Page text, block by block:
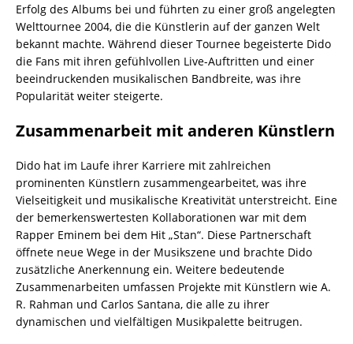
Erfolg des Albums bei und führten zu einer groß angelegten
Welttournee 2004, die die Künstlerin auf der ganzen Welt
bekannt machte. Während dieser Tournee begeisterte Dido
die Fans mit ihren gefühlvollen Live-Auftritten und einer
beeindruckenden musikalischen Bandbreite, was ihre
Popularität weiter steigerte.
Zusammenarbeit mit anderen Künstlern
Dido hat im Laufe ihrer Karriere mit zahlreichen
prominenten Künstlern zusammengearbeitet, was ihre
Vielseitigkeit und musikalische Kreativität unterstreicht. Eine
der bemerkenswertesten Kollaborationen war mit dem
Rapper Eminem bei dem Hit „Stan“. Diese Partnerschaft
öffnete neue Wege in der Musikszene und brachte Dido
zusätzliche Anerkennung ein. Weitere bedeutende
Zusammenarbeiten umfassen Projekte mit Künstlern wie A.
R. Rahman und Carlos Santana, die alle zu ihrer
dynamischen und vielfältigen Musikpalette beitrugen.